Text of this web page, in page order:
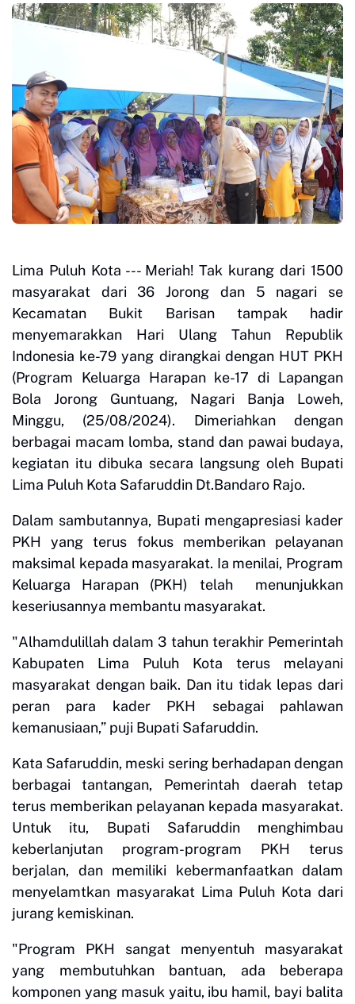
Lima Puluh Kota --- Meriah! Tak kurang dari 1500
masyarakat dari 36 Jorong dan 5 nagari se
Kecamatan Bukit Barisan tampak hadir
menyemarakkan Hari Ulang Tahun Republik
Indonesia ke-79 yang dirangkai dengan HUT PKH
(Program Keluarga Harapan ke-17 di Lapangan
Bola Jorong Guntuang, Nagari Banja Loweh,
Minggu, (25/08/2024). Dimeriahkan dengan
berbagai macam lomba, stand dan pawai budaya,
kegiatan itu dibuka secara langsung oleh Bupati
Lima Puluh Kota Safaruddin Dt.Bandaro Rajo.
Dalam sambutannya, Bupati mengapresiasi kader
PKH yang terus fokus memberikan pelayanan
maksimal kepada masyarakat. Ia menilai, Program
Keluarga Harapan (PKH) telah menunjukkan
keseriusannya membantu masyarakat.
"Alhamdulillah dalam 3 tahun terakhir Pemerintah
Kabupaten Lima Puluh Kota terus melayani
masyarakat dengan baik. Dan itu tidak lepas dari
peran para kader PKH sebagai pahlawan
kemanusiaan,” puji Bupati Safaruddin.
Kata Safaruddin, meski sering berhadapan dengan
berbagai tantangan, Pemerintah daerah tetap
terus memberikan pelayanan kepada masyarakat.
Untuk itu, Bupati Safaruddin menghimbau
keberlanjutan program-program PKH terus
berjalan, dan memiliki kebermanfaatkan dalam
menyelamtkan masyarakat Lima Puluh Kota dari
jurang kemiskinan.
"Program PKH sangat menyentuh masyarakat
yang membutuhkan bantuan, ada beberapa
komponen yang masuk yaitu, ibu hamil, bayi balita